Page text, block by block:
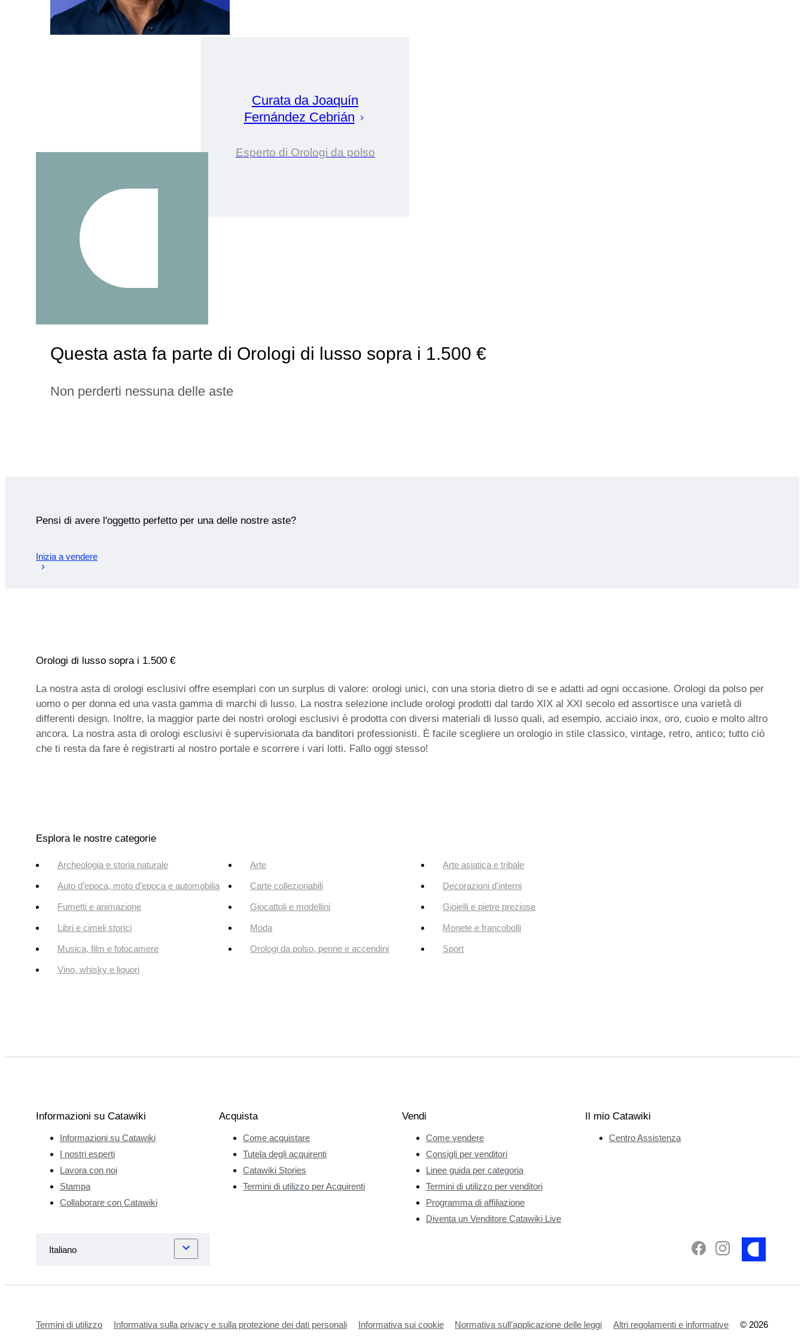
Curata da Joaquín
Fernández Cebrián
Esperto di Orologi da polso
Questa asta fa parte di Orologi di lusso sopra i 1.500 €
Non perderti nessuna delle aste
Pensi di avere l'oggetto perfetto per una delle nostre aste?
Inizia a vendere
Orologi di lusso sopra i 1.500 €
La nostra asta di orologi esclusivi offre esemplari con un surplus di valore: orologi unici, con una storia dietro di se e adatti ad ogni occasione. Orologi da polso per
uomo o per donna ed una vasta gamma di marchi di lusso. La nostra selezione include orologi prodotti dal tardo XIX al XXI secolo ed assortisce una varietà di
differenti design. Inoltre, la maggior parte dei nostri orologi esclusivi è prodotta con diversi materiali di lusso quali, ad esempio, acciaio inox, oro, cuoio e molto altro
ancora. La nostra asta di orologi esclusivi è supervisionata da banditori professionisti. È facile scegliere un orologio in stile classico, vintage, retro, antico; tutto ciò
che ti resta da fare è registrarti al nostro portale e scorrere i vari lotti. Fallo oggi stesso!
Esplora le nostre categorie
Archeologia e storia naturale Arte Arte asiatica e tribale
Auto d’epoca, moto d’epoca e automobilia Carte collezionabili Decorazioni d'interni
Fumetti e animazione Giocattoli e modellini Gioielli e pietre preziose
Libri e cimeli storici Moda Monete e francobolli
Musica, film e fotocamere Orologi da polso, penne e accendini Sport
Vino, whisky e liquori
Informazioni su Catawiki
Informazioni su Catawiki
I nostri esperti
Lavora con noi
Stampa
Collaborare con Catawiki
Acquista
Come acquistare
Tutela degli acquirenti
Catawiki Stories
Termini di utilizzo per Acquirenti
Vendi
Come vendere
Consigli per venditori
Linee guida per categoria
Termini di utilizzo per venditori
Programma di affiliazione
Diventa un Venditore Catawiki Live
Il mio Catawiki
Centro Assistenza
Termini di utilizzo Informativa sulla privacy e sulla protezione dei dati personali Informativa sui cookie Normativa sull’applicazione delle leggi Altri regolamenti e informative © 2026